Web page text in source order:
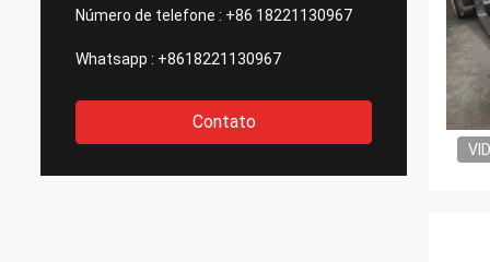
Número de telefone : +86 18221130967
Whatsapp : +8618221130967
Contato